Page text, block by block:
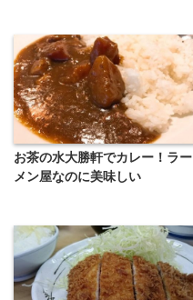
お茶の水大勝軒でカレー！ラー
メン屋なのに美味しい